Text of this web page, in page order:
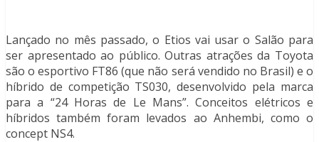
Lançado no mês passado, o Etios vai usar o Salão para
ser apresentado ao público. Outras atrações da Toyota
são o esportivo FT86 (que não será vendido no Brasil) e o
híbrido de competição TS030, desenvolvido pela marca
para a “24 Horas de Le Mans”. Conceitos elétricos e
híbridos também foram levados ao Anhembi, como o
concept NS4.